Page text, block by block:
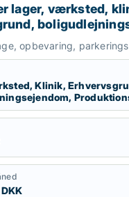
lager, værksted,
til
K, Vesterbro eller
m.fl.
opbevaring,
Klinik,